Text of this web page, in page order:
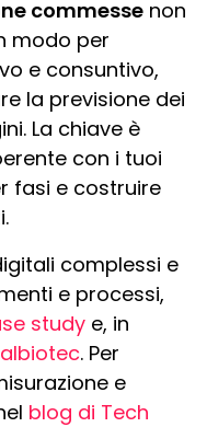
commesse non
modo per
e consuntivo,
la previsione dei
La chiave è
con i tuoi
fasi e costruire
complessi e
e processi,
study e, in
. Per
e
blog di Tech